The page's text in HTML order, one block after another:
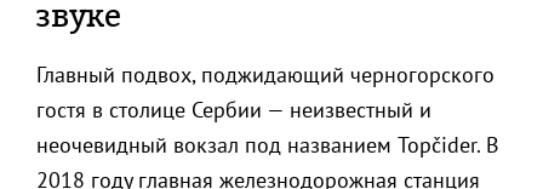
звуке
Главный подвох, поджидающий черногорского
гостя в столице Сербии — неизвестный и
неочевидный вокзал под названием Topčider. В
2018 году главная железнодорожная станция